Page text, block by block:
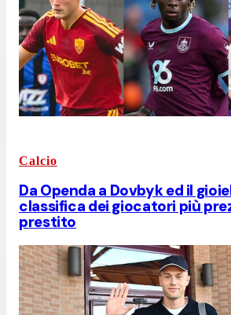
Calcio
Da Openda a Dovbyk ed il
classifica dei giocatori più
prestito